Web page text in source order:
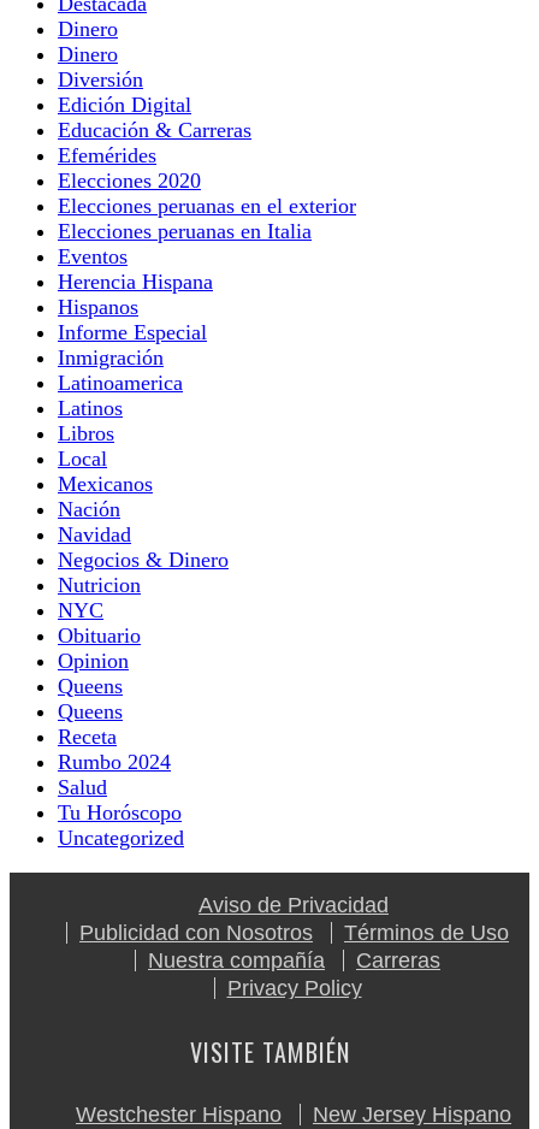
Dinero
Dinero
Diversión
Edición Digital
Educación & Carreras
Efemérides
Elecciones 2020
Elecciones peruanas en el exterior
Elecciones peruanas en Italia
Eventos
Herencia Hispana
Hispanos
Informe Especial
Inmigración
Latinoamerica
Latinos
Libros
Local
Mexicanos
Nación
Navidad
Negocios & Dinero
Nutricion
NYC
Obituario
Opinion
Queens
Queens
Receta
Rumbo 2024
Salud
Tu Horóscopo
Uncategorized
Aviso de Privacidad
Publicidad con Nosotros
Términos de Uso
Nuestra compañía
Carreras
Privacy Policy
VISITE TAMBIÉN
Westchester Hispano
New Jersey Hispano